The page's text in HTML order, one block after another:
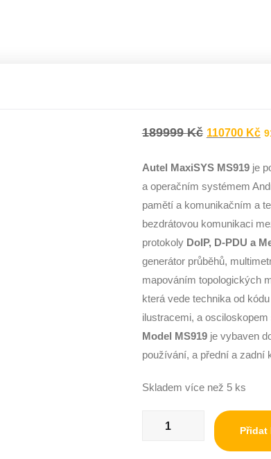
189999Kč 110700 Kč
Autel MaxiSYS MS919je
a operačním systémem
pamětí a komunikačním a
bezdrátovou komunikaci
protokoly DoIP, D-PDU a
generátor průběhů,
mapováním topologických
která vede technika od
ilustracemi, a
Model MS919je vybaven
používání, a přední a zadní
Skladem více než 5 ks
Přidat